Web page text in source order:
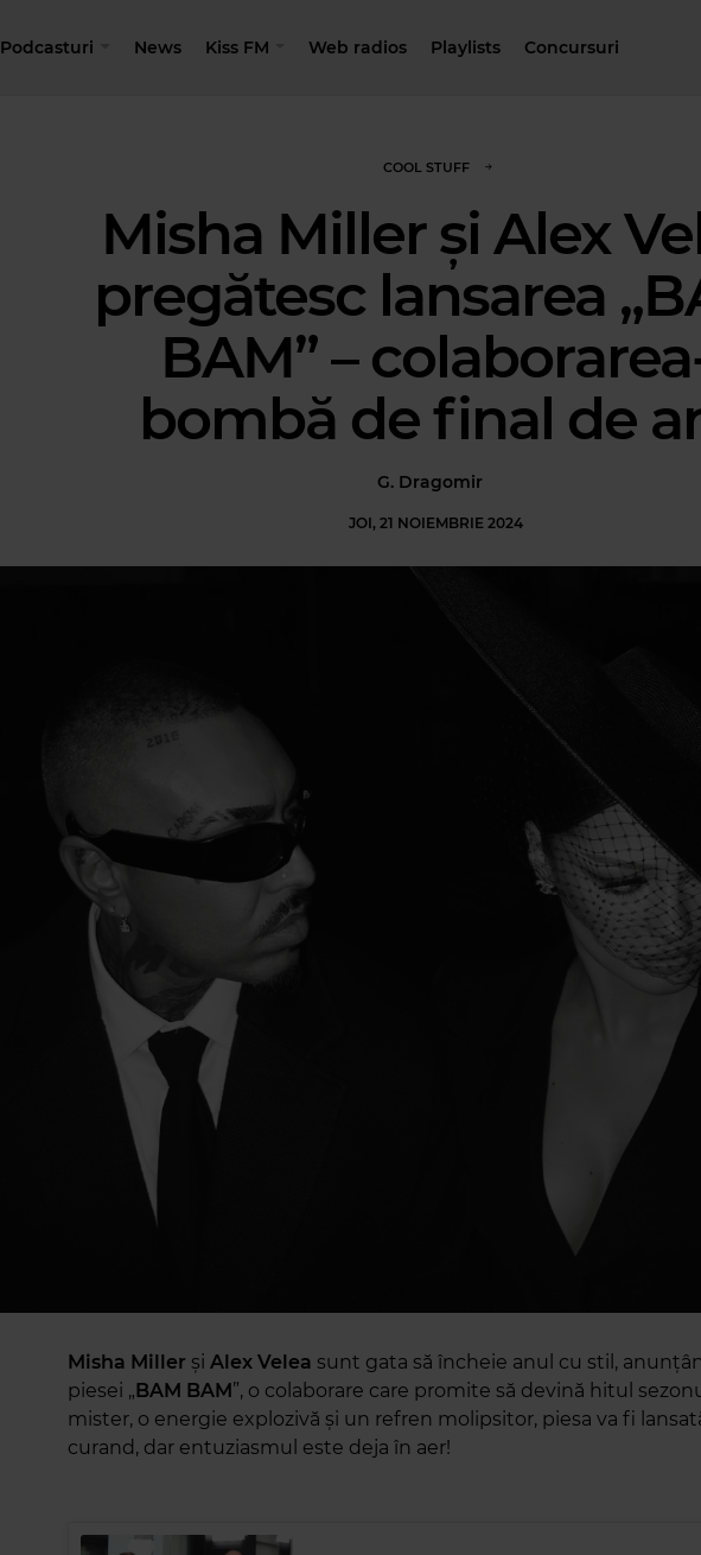
Podcasturi News Kiss FM Web radios Playlists Concursuri
COOL STUFF
Misha Miller și Alex
pregătesc lansarea
BAM” –
bombă de final de
G. Dragomir
JOI, 21 NOIEMBRIE 2024
Misha Miller și Alex Velea sunt gata să încheie anul cu stil,
piesei „BAM BAM”, o colaborare care promite să devină hitul
mister, o energie explozivă și un refren molipsitor, piesa va fi
curand, dar entuziasmul este deja în aer!